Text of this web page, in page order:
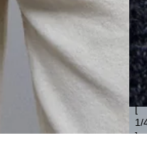
[
1/
]